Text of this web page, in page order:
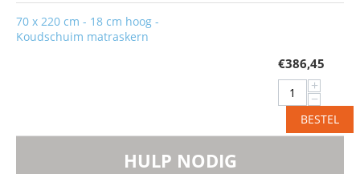
70 x 220 cm - 18 cm hoog -
Koudschuim matraskern
€386,45
+
−
BESTEL
HULP NODIG